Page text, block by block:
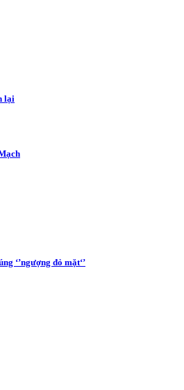
lại
‘’ngượng đỏ mặt‘’